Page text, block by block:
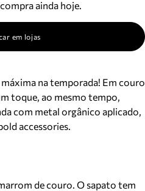
ainda hoje.
em lojas
na temporada! Em couro
toque, ao mesmo tempo,
com metal orgânico aplicado,
accessories.
de couro. O sapato tem